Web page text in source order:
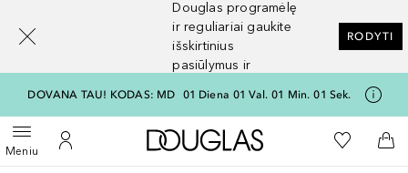
Douglas programėlę
ir reguliariai gaukite
išskirtinius
pasiūlymus ir
RODYTI
DOVANA TAU! KODAS: MD 01 Diena 01 Val. 01 Min. 01 Sek.
MeniuAtidaryti meniuĮ mano paskyrą
Į Douglas pagrindinį
Į mano
Į
Grįžk atgal
Vykdykite paiešką
[navigation.slideout.screenreader]